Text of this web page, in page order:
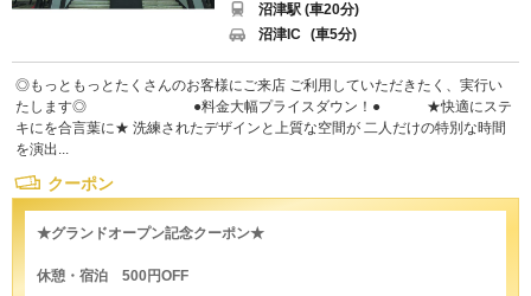
沼津駅 (車20分)
沼津IC (車5分)
◎もっともっとたくさんのお客様にご来店 ご利用していただきたく、実行い
たします◎ ●料金大幅プライスダウン！● ★快適にステ
キにを合言葉に★ 洗練されたデザインと上質な空間が 二人だけの特別な時間
を演出...
クーポン
★グランドオープン記念クーポン★
休憩・宿泊 500円OFF